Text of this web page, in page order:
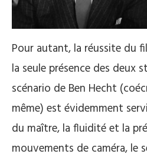
Pour autant, la réussite du
la seule présence des deux
scénario de Ben Hecht
même) est évidemment
du maître, la fluidité et la
mouvements de caméra, le